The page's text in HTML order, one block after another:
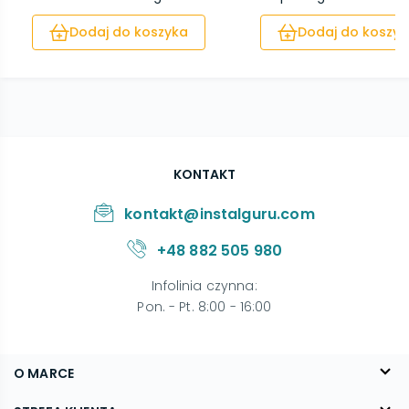
Dodaj do koszyka
Dodaj do
O MARCE
KONTAKT
kontakt@instalguru.com
+48 882 505 980
Infolinia czynna:
Pon. - Pt. 8:00 - 16:00